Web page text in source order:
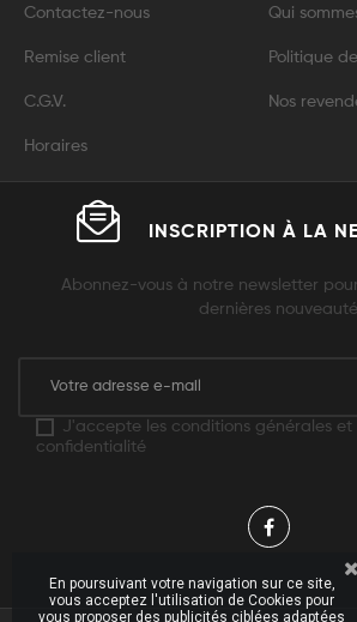
Contactez-nous Qui
Remise client Politique
C.G.V. Nos
Horaires
INSCRIPTION À LA
Abonnez-vous à notre newsletter
dernières
J'accepte les conditions générales
confidentialité
En poursuivant votre navigation sur ce site,
vous acceptez l'utilisation de Cookies pour
vous proposer des publicités ciblées adaptées